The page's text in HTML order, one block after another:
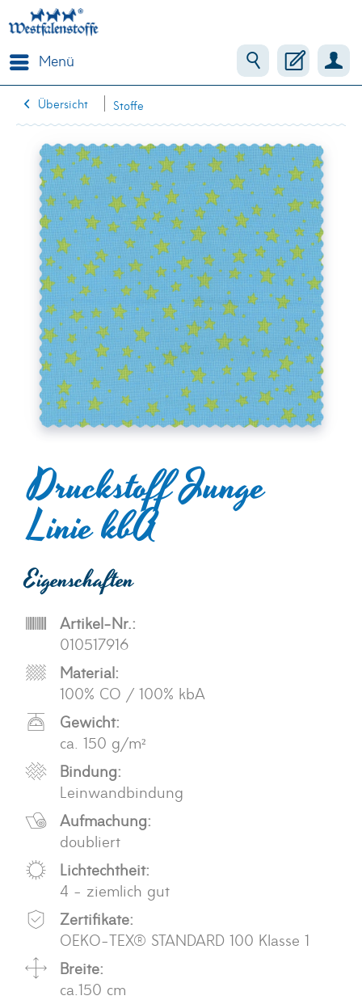
Menü
Übersicht Stoffe
Druckstoff Junge
Linie kbA
Eigenschaften
Artikel-Nr.:
010517916
Material:
100% CO / 100% kbA
Gewicht:
ca. 150 g/m²
Bindung:
Leinwandbindung
Aufmachung:
doubliert
Lichtechtheit:
4 - ziemlich gut
Zertifikate:
OEKO-TEX® STANDARD 100 Klasse 1
Breite:
ca.150 cm